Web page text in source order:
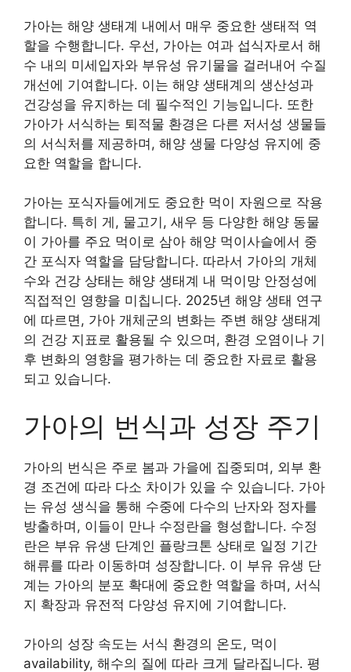
가아는 해양 생태계 내에서 매우 중요한 생태적 역
할을 수행합니다. 우선, 가아는 여과 섭식자로서 해
수 내의 미세입자와 부유성 유기물을 걸러내어 수질
개선에 기여합니다. 이는 해양 생태계의 생산성과
건강성을 유지하는 데 필수적인 기능입니다. 또한
가아가 서식하는 퇴적물 환경은 다른 저서성 생물들
의 서식처를 제공하며, 해양 생물 다양성 유지에 중
요한 역할을 합니다.
가아는 포식자들에게도 중요한 먹이 자원으로 작용
합니다. 특히 게, 물고기, 새우 등 다양한 해양 동물
이 가아를 주요 먹이로 삼아 해양 먹이사슬에서 중
간 포식자 역할을 담당합니다. 따라서 가아의 개체
수와 건강 상태는 해양 생태계 내 먹이망 안정성에
직접적인 영향을 미칩니다. 2025년 해양 생태 연구
에 따르면, 가아 개체군의 변화는 주변 해양 생태계
의 건강 지표로 활용될 수 있으며, 환경 오염이나 기
후 변화의 영향을 평가하는 데 중요한 자료로 활용
되고 있습니다.
가아의 번식과 성장 주기
가아의 번식은 주로 봄과 가을에 집중되며, 외부 환
경 조건에 따라 다소 차이가 있을 수 있습니다. 가아
는 유성 생식을 통해 수중에 다수의 난자와 정자를
방출하며, 이들이 만나 수정란을 형성합니다. 수정
란은 부유 유생 단계인 플랑크톤 상태로 일정 기간
해류를 따라 이동하며 성장합니다. 이 부유 유생 단
계는 가아의 분포 확대에 중요한 역할을 하며, 서식
지 확장과 유전적 다양성 유지에 기여합니다.
가아의 성장 속도는 서식 환경의 온도, 먹이
availability, 해수의 질에 따라 크게 달라집니다. 평